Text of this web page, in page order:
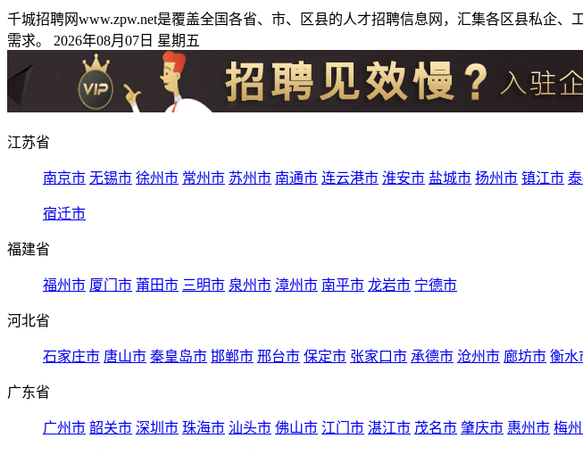
千城招聘网www.zpw.net是覆盖全国各省、市、区县的人才招聘信息网，汇集各区县私企
需求。 2026年08月07日 星期五
江苏省
南京市 无锡市 徐州市 常州市 苏州市 南通市 连云港市 淮安市 盐城市 扬州市 镇江市
宿迁市
福建省
福州市 厦门市 莆田市 三明市 泉州市 漳州市 南平市 龙岩市 宁德市
河北省
石家庄市 唐山市 秦皇岛市 邯郸市 邢台市 保定市 张家口市 承德市 沧州市 廊坊市 衡水
广东省
广州市 韶关市 深圳市 珠海市 汕头市 佛山市 江门市 湛江市 茂名市 肇庆市 惠州市 梅